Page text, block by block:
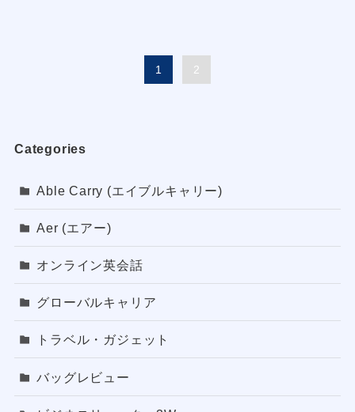
1 2
Categories
Able Carry (エイブルキャリー)
Aer (エアー)
オンライン英会話
グローバルキャリア
トラベル・ガジェット
バッグレビュー